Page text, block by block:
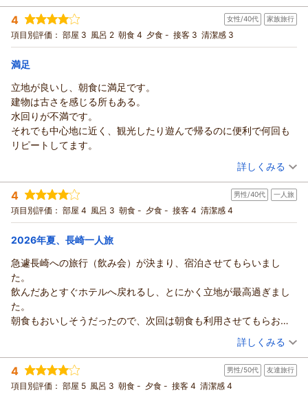
ステラなどはもちろん、和洋に富んだ温冷惣菜を数多く取り揃
えております。さらに夏限定でカレーフェアも開催中でこちら
も大変好評を得ております。
これからもお客様に快適な時間をお過ごしいただけるようスタ
ッフ一同精進して参ります。
がとうございました。
またお客様にお会いできる日を、心よりお待ちいたしておりま
す。
フロント 寺田
支配人
（返信日：2026/08/03）
宿泊時期： 2026年07月宿泊 (恋人旅行)
投稿者： しょうちゃんさん
宿泊プラン： デラックスツインお得プラン☆部屋数限定☆
食事なし
宿泊価格帯：
リッチモンドホテル長崎思案橋からの返信
この度はリッチモンドホテル長崎思案橋にご宿泊いただき、誠
にありがとうございます。
お褒めの言葉を頂戴し、スタッフ一同大変嬉しく思います。
お客様の仰る通り、周辺には多くの飲食店がございます。
フロントでおすすめのお店もご案内しておりますのでお気軽に
お声掛けくださいませ。
また、駐車場は立体以外に平地の提携駐車場もございます。
こちらも必要な場合はご案内させていただきます。
今後も皆様に安心してご利用いただけるホテルを目指してまい
ります。
いました。
またのお越しをスタッフ一同心よりお待ちしております。
フロント 金子
支配人
（返信日：2026/08/02）
4 女性/40代 家族旅行
項目別評価： 部屋 3 風呂 2 朝食 4 夕食 - 接客 3 清潔感 3
満足
立地が良いし、朝食に満足です。
建物は古さを感じる所もある。
水回りが不満です。
それでも中心地に近く、観光したり遊んで帰るのに便利で何回も
リピートしてます。
（投稿日：2026/07/28）
宿泊時期： 2026年05月宿泊 (家族旅行)
投稿者： たぁさん(女性/40代)
宿泊プラン： 【室数限定】朝食半額プラン トリプル 朝のみ
宿泊価格帯： 7,001～8,000円(大人一人あたり/税込)
いつもリッチモンドホテル長崎をご利用いただき、誠にありが
とうございます。
立地や朝食にご満足いただけているとのこと、大変嬉しく拝見
いたしました。観光の拠点として便利にご活用いただき、「何
度もリピートしている」との嬉しいお言葉は、私たちスタッフ
一方で、建物の古さや水回りに関してご不便・ご満足いただけ
ない点があり、心苦しく思っております。すぐに大規模な改修
とはいきませんが、日々の清掃の徹底や、少しでも快適にお使
詳しくみる
4 男性/40代 一人旅
項目別評価： 部屋 4 風呂 3 朝食 - 夕食 - 接客 4 清潔感 4
2026年夏、長崎一人旅
急遽長崎への旅行（飲み会）が決まり、宿泊させてもらいまし
た。
飲んだあとすぐホテルへ戻れるし、とにかく立地が最高過ぎまし
た。
朝食もおいしそうだったので、次回は朝食も利用させてもらおう
（投稿日：2026/07/27）
宿泊時期： 2026年07月宿泊 (一人旅)
投稿者： よっぴーさん
宿泊プラン： 【シンプルステイ】素泊まり シングル 食事なし
詳しくみる
4 男性/50代 友達旅行
項目別評価： 部屋 5 風呂 3 朝食 - 夕食 - 接客 4 清潔感 4